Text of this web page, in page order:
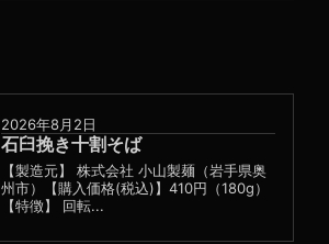
2026年8月2日
石臼挽き十割そば
【製造元】 株式会社 小山製麺（岩手県奥
州市）【購入価格(税込)】410円（180g）
【特徴】 回転...